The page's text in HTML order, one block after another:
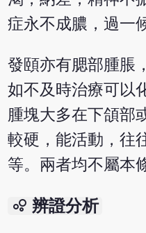
症永不成膿，過一
發頤亦有腮部腫脹
如不及時治療可以
腫塊大多在下頜部
較硬，能活動，往
等。兩者均不屬本
bubble_chart 辨證分析